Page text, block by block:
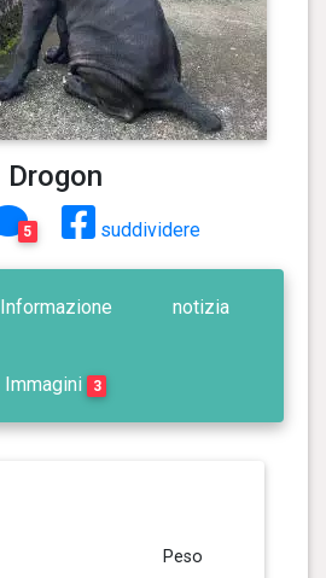
Drogon
5 suddividere
Informazione notizia
Immagini 3
Peso